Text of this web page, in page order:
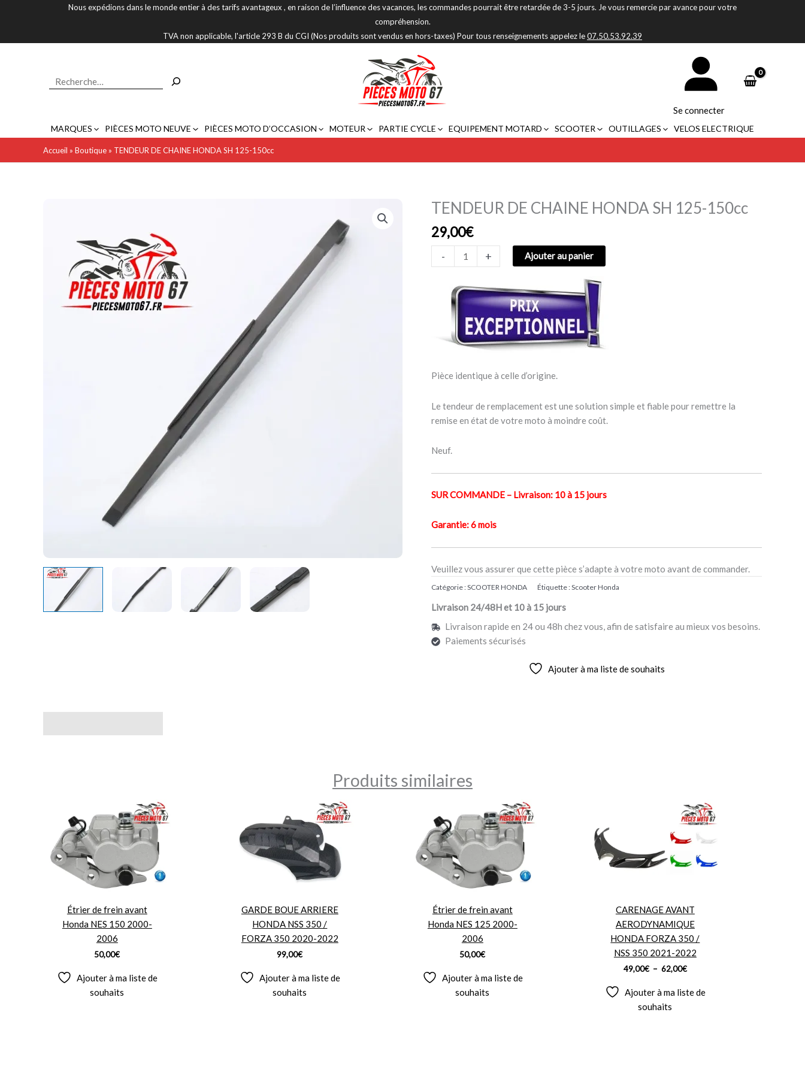
Nous expédions dans le monde entier à des tarifs avantageux , en raison de l’influence des vacances, les commandes pourrait être retardée de 3-5 jours. Je vous remercie par avance pour votre
compréhension.
TVA non applicable, l'article 293 B du CGI (Nos produits sont vendus en hors-taxes) Pour tous renseignements appelez le07.50.53.92.39
Se connecter
MARQUES PIÈCES MOTO NEUVE PIÈCES MOTO D’OCCASION MOTEUR PARTIE CYCLE EQUIPEMENT MOTARD SCOOTER OUTILLAGES VELOS ELECTRIQUE
Accueil » Boutique » TENDEUR DE CHAINE HONDA SH 125-150cc
TENDEUR DE CHAINE HONDA SH 125-150cc
29,00€
-
quantité
TENDEUR
DE
150cc
+ Ajouter au panier
Pièce identique à celle d’origine.
Le tendeur de remplacement est une solution simple et fiable pour remettre la
remise en état de votre moto à moindre coût.
Neuf.
SUR COMMANDE – Livraison: 10 à 15 jours
Garantie: 6 mois
Veuillez vous assurer que cette pièce s’adapte à votre moto avant de commander.
Catégorie :SCOOTER HONDA Étiquette :Scooter Honda
Livraison 24/48H et 10 à 15 jours
Livraison rapide en 24 ou 48h chez vous, afin de satisfaire au mieux vos besoins.
Paiements sécurisés
Ajouter à ma liste de souhaits
Produits similaires
Étrier de frein avant
Honda NES 150 2000-
2006
50,00€
Ajouter à ma liste de
souhaits
GARDE BOUE ARRIERE
HONDA NSS 350 /
FORZA 350 2020-2022
99,00€
Ajouter à ma liste de
souhaits
Étrier de frein avant
Honda NES 125 2000-
2006
50,00€
Ajouter à ma liste de
souhaits
CARENAGE AVANT
AERODYNAMIQUE
HONDA FORZA 350 /
NSS 350 2021-2022
49,00€ – 62,00€
Plage
de
prix :
49,00€
à
62,00€
Ajouter à ma liste de
souhaits